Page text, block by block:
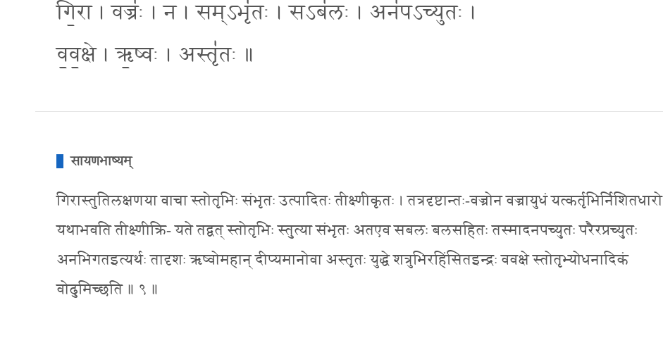
गि॒रा । वज्रः॑ । न । सम्ऽभृ॑तः । सऽब॑लः । अन॑पऽच्युतः ।
व॒व॒क्षे । ऋ॒ष्वः । अस्तृ॑तः ॥
सायणभाष्यम्
गिरास्तुतिलक्षणया वाचा स्तोतृभिः संभृतः उत्पादितः तीक्ष्णीकृतः । तत्रदृष्टान्तः-वज्रोन वज्रायुधं यत्कर्तृभिर्निशितधारो
यथाभवति तीक्ष्णीक्रि- यते तद्वत् स्तोतृभिः स्तुत्या संभृतः अतएव सबलः बलसहितः तस्मादनपच्युतः परैरप्रच्युतः
अनभिगतइत्यर्थः तादृशः ऋष्वोमहान् दीप्यमानोवा अस्तृतः युद्धे शत्रुभिरहिंसितइन्द्रः ववक्षे स्तोतृभ्योधनादिकं
वोढुमिच्छति ॥ ९ ॥